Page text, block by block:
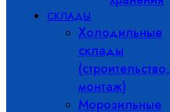
СКЛАДЫ
Холодильные
склады
(строительство,
монтаж)
Морозильные